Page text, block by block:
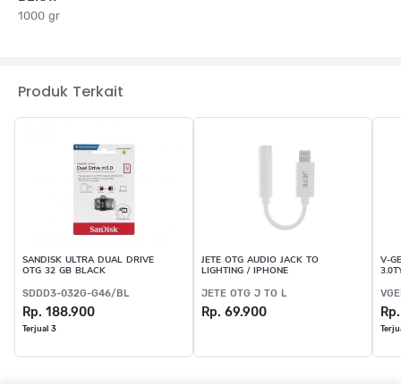
1000 gr
Produk Terkait
SANDISK ULTRA DUAL DRIVE
OTG 32 GB BLACK
SDDD3-032G-G46/BL
Rp. 188.900
Terjual 3
JETE OTG AUDIO JACK TO
LIGHTING / IPHONE
JETE OTG J TO L
Rp. 69.900
V-